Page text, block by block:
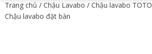
Trang chủ / Chậu Lavabo / Chậu lavabo TOTO
Chậu lavabo đặt bàn